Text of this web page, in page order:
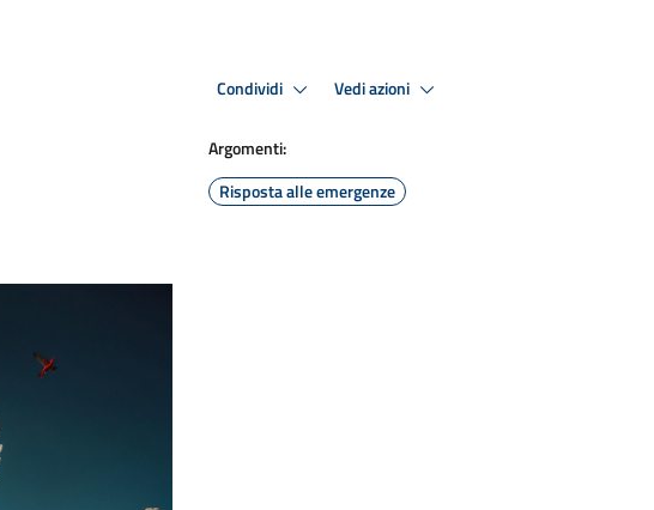
Condividi Vedi azioni
Argomenti:
Risposta alle emergenze